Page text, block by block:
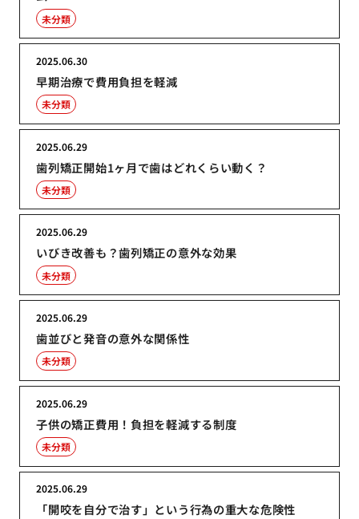
未分類
早期治療で費用負担を軽減
2025.06.30
未分類
歯列矯正開始1ヶ月で歯はどれくらい動く？
2025.06.29
未分類
いびき改善も？歯列矯正の意外な効果
2025.06.29
未分類
歯並びと発音の意外な関係性
2025.06.29
未分類
子供の矯正費用！負担を軽減する制度
2025.06.29
未分類
「開咬を自分で治す」という行為の重大な危険性
2025.06.29